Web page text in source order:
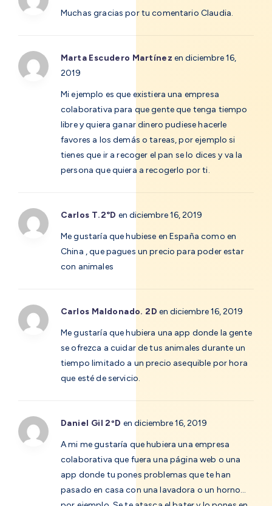
Muchas gracias por tu comentario Claudia.
Marta Escudero Martínez en diciembre 16,
2019
Mi ejemplo es que existiera una empresa
colaborativa para que gente que tenga tiempo
libre y quiera ganar dinero pudiese hacerle
favores a los demás o tareas, por ejemplo si
tienes que ir a recoger el pan se lo dices y va la
persona que quiera a recogerlo por ti.
Carlos T.2°D en diciembre 16, 2019
Me gustaría que hubiese en España como en
China , que pagues un precio para poder estar
con animales
Carlos Maldonado. 2D en diciembre 16, 2019
Me gustaría que hubiera una app donde la gente
se ofrezca a cuidar de tus animales durante un
tiempo limitado a un precio asequible por hora
que esté de servicio.
Daniel Gil 2ºD en diciembre 16, 2019
A mi me gustaría que hubiera una empresa
colaborativa que fuera una página web o una
app donde tu pones problemas que te han
pasado en casa con una lavadora o un horno…